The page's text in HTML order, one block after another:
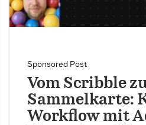
Sponsored Post
Vom Scribble
Sammelkarte:
Workflow mit